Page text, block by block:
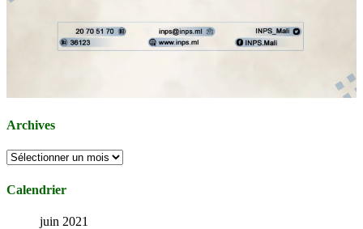
Archives
Archives
Calendrier
juin 2021